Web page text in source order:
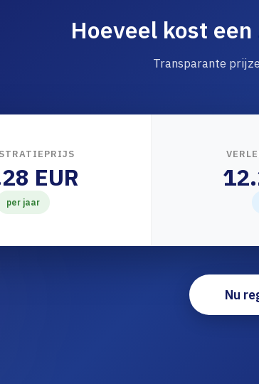
Hoeveel kost
Transparante
EUR
per jaar
Nu